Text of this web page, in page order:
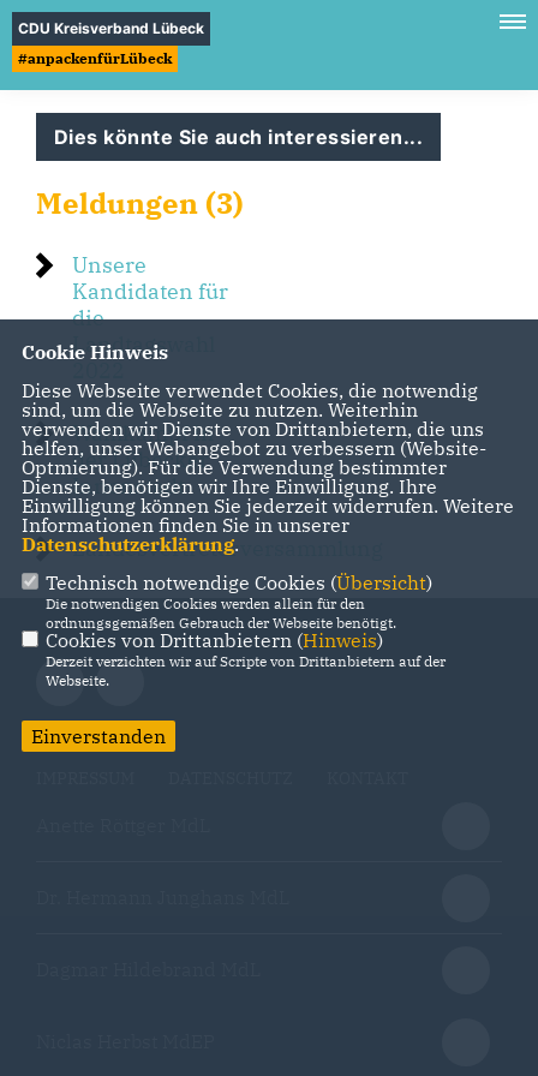
CDU Kreisverband Lübeck
#anpackenfürLübeck
Dies könnte Sie auch interessieren...
Meldungen (3)
Unsere
Kandidaten für
die
Landtagswahl
Wahlkampf in
der Lübecker
Innenstadt
Landesvertreterversammlung
Cookie Hinweis
Diese Webseite verwendet Cookies, die notwendig
sind, um die Webseite zu nutzen. Weiterhin
verwenden wir Dienste von Drittanbietern, die uns
helfen, unser Webangebot zu verbessern (Website-
Optmierung). Für die Verwendung bestimmter
Dienste, benötigen wir Ihre Einwilligung. Ihre
Einwilligung können Sie jederzeit widerrufen. Weitere
Informationen finden Sie in unserer
Datenschutzerklärung.
Technisch notwendige Cookies (Übersicht)
Die notwendigen Cookies werden allein für den
ordnungsgemäßen Gebrauch der Webseite benötigt.
Cookies von Drittanbietern (Hinweis)
Derzeit verzichten wir auf Scripte von Drittanbietern auf der
Webseite.
Einverstanden